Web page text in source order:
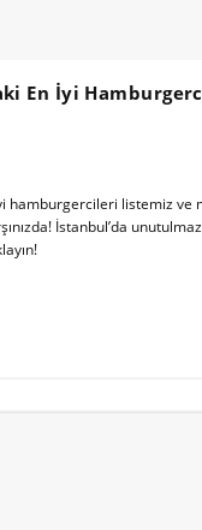
En İyi
hamburgercileri listemiz ve
İstanbul’da